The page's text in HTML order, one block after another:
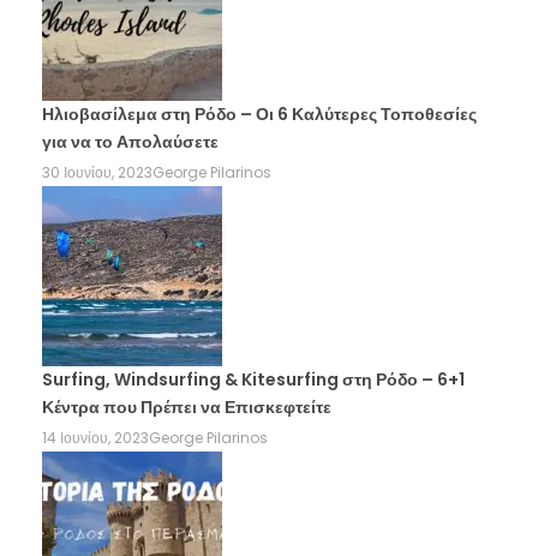
Ηλιοβασίλεμα στη Ρόδο – Οι 6 Καλύτερες Τοποθεσίες
για να το Απολαύσετε
30 Ιουνίου, 2023George Pilarinos
Surfing, Windsurfing & Kitesurfing στη Ρόδο – 6+1
Κέντρα που Πρέπει να Επισκεφτείτε
14 Ιουνίου, 2023George Pilarinos